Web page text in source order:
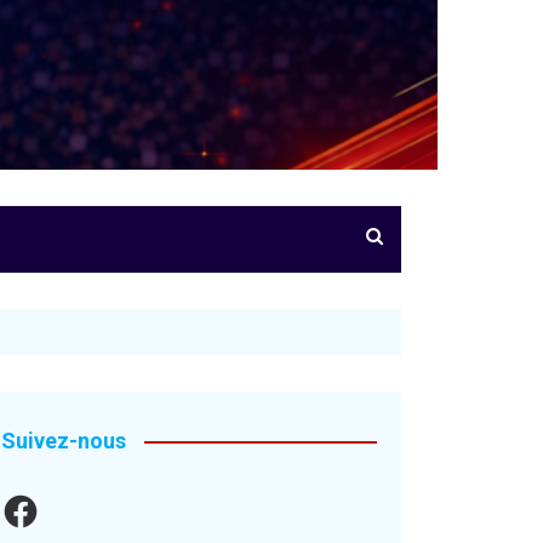
Suivez-nous
Facebook